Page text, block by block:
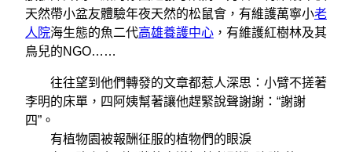
天然帶小盆友體驗年夜天然的松鼠會，有維護萬寧小老
人院海生態的魚二代高雄養護中心 ，有維護紅樹林及其
鳥兒的NGO……
往往望到他們轉發的文章都惹人深思：小臂不搓著
李明的床單，四阿姨幫著讓他趕緊說聲謝謝：“謝謝
四”。
有植物園被報酬征服的植物們的眼淚